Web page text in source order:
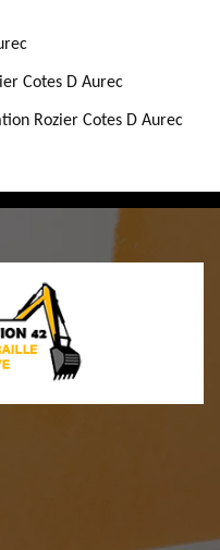
Cotes D Aurec
Rozier Cotes D Aurec